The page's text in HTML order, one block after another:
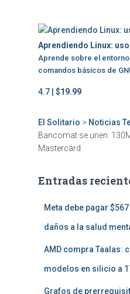
Aprendiendo Linux:
Aprende sobre el
comandos básicos de
4.7 | $19.99
El Solitario > Noticias
Bancomat se unen:
Mastercard
Entradas
Meta debe pagar
daños a la salud
AMD compra Taalas:
modelos en silicio a
Grafos de